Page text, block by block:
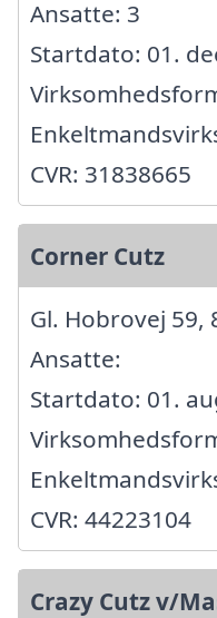
Ansatte: 3
Startdato: 01.
CVR: 31838665
Corner Cutz
Gl. Hobrovej 59,
Ansatte:
Startdato: 01.
CVR: 44223104
Crazy Cutz v/